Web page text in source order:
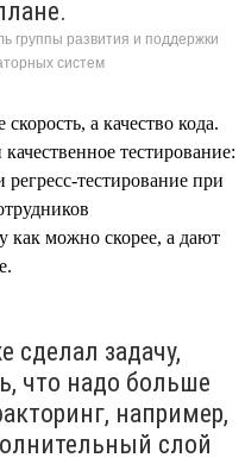
группы развития и поддержки
систем
а качество кода.
тестирование:
тестирование при
как можно скорее, а дают
сделал задачу,
что надо больше
например,
слой